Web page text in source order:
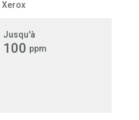
Xerox
Jusqu'à
100 ppm